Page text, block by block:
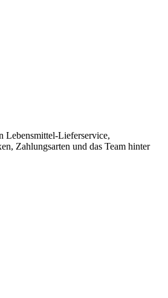
Lebensmittel-Lieferservice,
Zahlungsarten und das Team hinter